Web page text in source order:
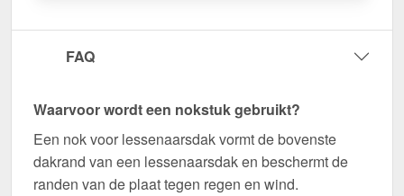
nu en profiteer van een snelle levering!
Wegens maatwerk / customisatie van herroepingsrecht uitgezonderd
FAQ
Waarvoor wordt een nokstuk gebruikt?
Een nok voor lessenaarsdak vormt de bovenste
dakrand van een lessenaarsdak en beschermt de
randen van de plaat tegen regen en wind.